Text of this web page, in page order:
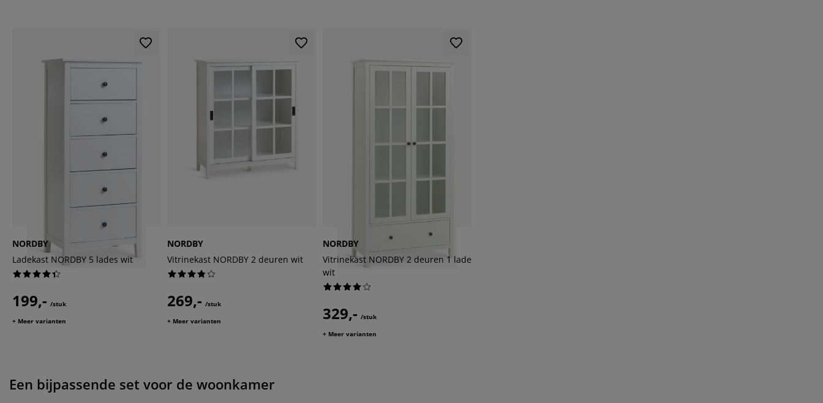
NORDBY
Ladekast NORDBY 5 lades wit
199,- /stuk
+ Meer varianten
NORDBY
Vitrinekast NORDBY 2 deuren wit
269,- /stuk
+ Meer varianten
NORDBY
Vitrinekast NORDBY 2 deuren 1 lade
wit
329,- /stuk
+ Meer varianten
Een bijpassende set voor de woonkamer